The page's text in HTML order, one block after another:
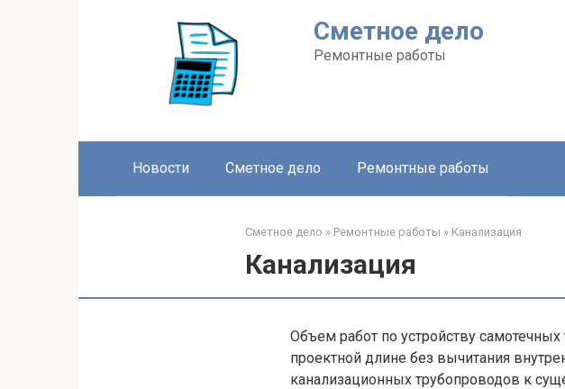
Сметное дело
Ремонтные работы
Новости Сметное дело Ремонтные работы
Сметное дело » Ремонтные работы » Канализация
Канализация
Объем работ по устройству
проектной длине без вычитания
канализационных трубопроводов к